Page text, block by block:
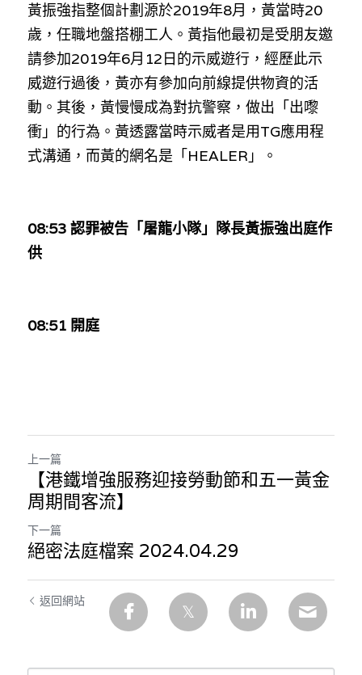
黃振強指整個計劃源於2019年8月，黃當時20
歲，任職地盤搭棚工人。黃指他最初是受朋友邀
請參加2019年6月12日的示威遊行，經歷此示
威遊行過後，黃亦有參加向前線提供物資的活
動。其後，黃慢慢成為對抗警察，做出「出嚟
衝」的行為。黃透露當時示威者是用TG應用程
式溝通，而黃的網名是「HEALER」。
08:53 認罪被告「屠龍小隊」隊長黃振強出庭作
供
08:51 開庭
上一篇
【港鐵增強服務迎接勞動節和五一黃金
周期間客流】
下一篇
絕密法庭檔案 2024.04.29
返回網站